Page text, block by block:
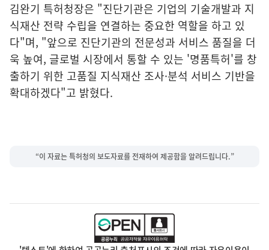
김완기 특허청장은 "진단기관은 기업의 기술개발과 지
식재산 전략 수립을 연결하는 중요한 역할을 하고 있
다"며, "앞으로 진단기관의 전문성과 서비스 품질을 더
욱 높여, 글로벌 시장에서 통할 수 있는 '명품특허'를 창
출하기 위한 고품질 지식재산 조사·분석 서비스 기반을
확대하겠다"고 밝혔다.
“이 자료는 특허청의 보도자료를 전재하여 제공함을 알려드립니다.”